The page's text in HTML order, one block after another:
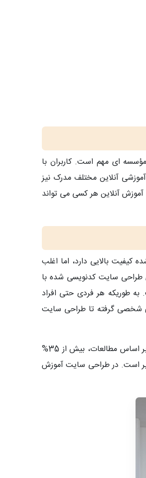
ای مهم است. کاربران با
آنلاین مختلف مدرک نیز
آنلاین هر کسی می تواند
بالایی دارد، اما اغلب
طراحی سایت کدنویسی شده با
طوریکه هر فردی حتی افراد
شخصی گرفته تا طراحی سایت
در طراحی سایت با وردپرس با استفاده از ابزارک ها، هر نوع عملکردی را می توان به وب سایت ها اضافه نمود. وردپرس محبوبیت زیادی در دنیا دارد. بر اساس مطالعات، بیش از 35%
است. در طراحی سایت آموزش